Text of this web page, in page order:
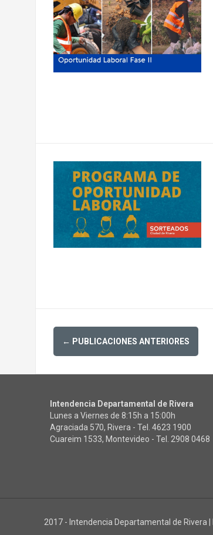
Posts
navigation
← PUBLICACIONES ANTERIORES
Intendencia Departamental de Rivera
Lunes a Viernes de 8:15h a 15:00h
Agraciada 570, Rivera - Tel. 4623 1900
Cuareim 1533, Montevideo - Tel. 2908 0468
2017 - Intendencia Departamental de Rivera